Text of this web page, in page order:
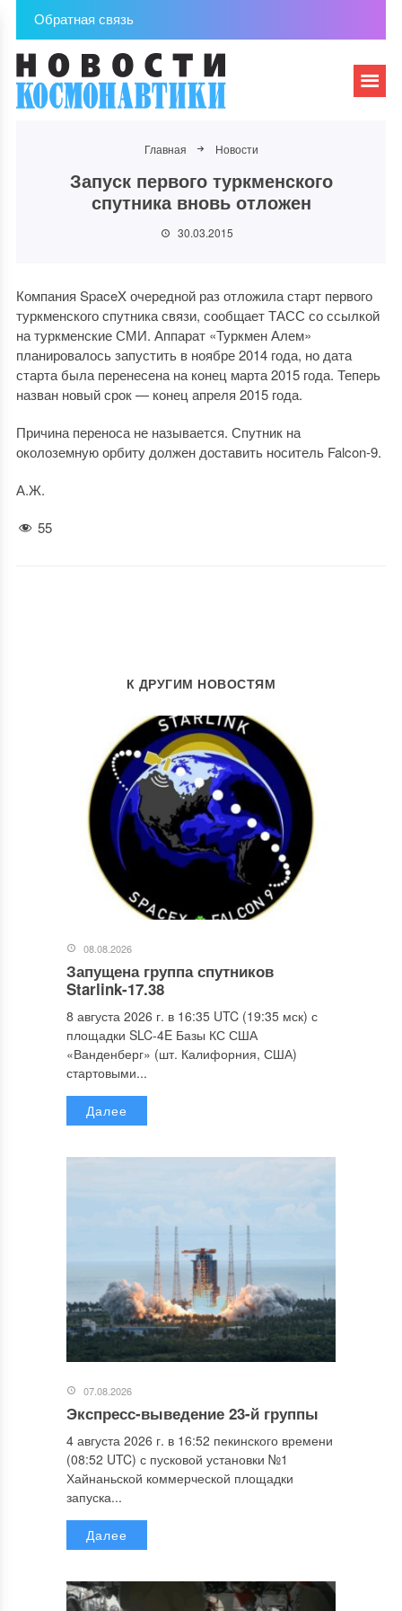
Обратная связь
Главная Новости
Запуск первого туркменского
спутника вновь отложен
30.03.2015
Компания SpaceX очередной раз отложила старт первого
туркменского спутника связи, сообщает ТАСС со ссылкой
на туркменские СМИ. Аппарат «Туркмен Алем»
планировалось запустить в ноябре 2014 года, но дата
старта была перенесена на конец марта 2015 года. Теперь
назван новый срок — конец апреля 2015 года.
Причина переноса не называется. Спутник на
околоземную орбиту должен доставить носитель Falcon-9.
А.Ж.
55
К ДРУГИМ НОВОСТЯМ
08.08.2026
Запущена группа спутников
Starlink-17.38
8 августа 2026 г. в 16:35 UTC (19:35 мск) с
площадки SLC-4E Базы КС США
«Ванденберг» (шт. Калифорния, США)
стартовыми...
Далее
07.08.2026
Экспресс-выведение 23-й группы
4 августа 2026 г. в 16:52 пекинского времени
(08:52 UTC) с пусковой установки №1
Хайнаньской коммерческой площадки
запуска...
Далее